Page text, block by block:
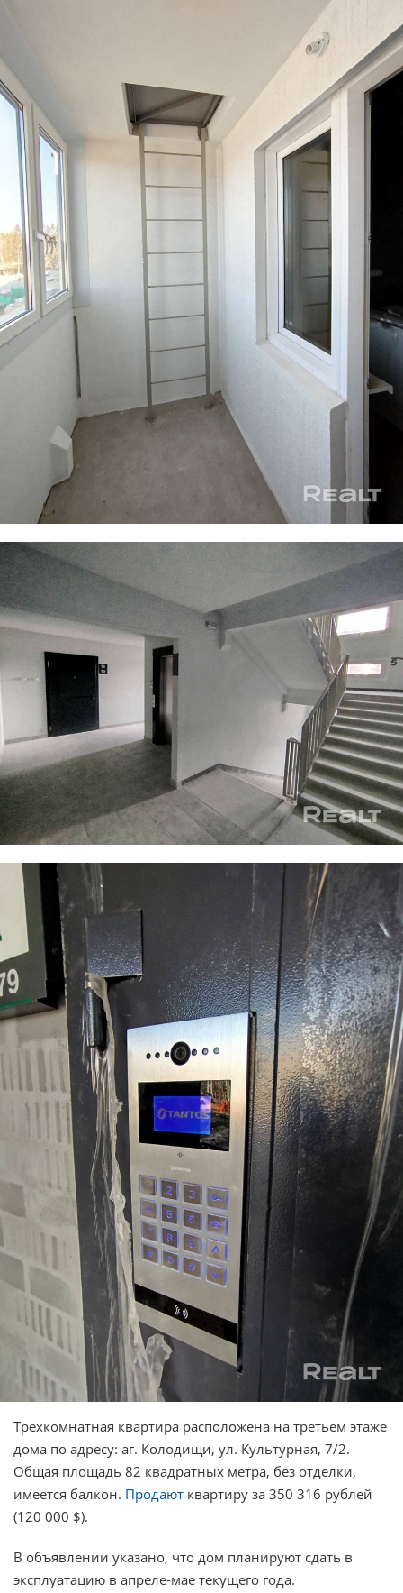
Трехкомнатная квартира расположена на третьем этаже
дома по адресу: аг. Колодищи, ул. Культурная, 7/2.
Общая площадь 82 квадратных метра, без отделки,
имеется балкон. Продают квартиру за 350 316 рублей
(120 000 $).
В объявлении указано, что дом планируют сдать в
эксплуатацию в апреле-мае текущего года.